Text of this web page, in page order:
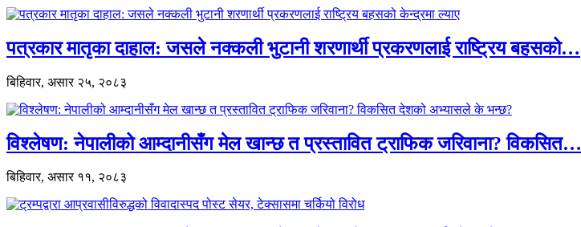
पत्रकार मातृका दाहाल: जसले नक्कली भुटानी शरणार्थी प्रकरणलाई राष्ट्रिय बहसको…
बिहिवार, असार २५, २०८३
विश्लेषण: नेपालीको आम्दानीसँग मेल खान्छ त प्रस्तावित ट्राफिक जरिवाना? विकसित…
बिहिवार, असार ११, २०८३